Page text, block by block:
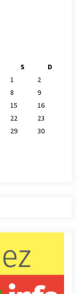
S
D
1
2
8
9
15
16
22
23
29
30